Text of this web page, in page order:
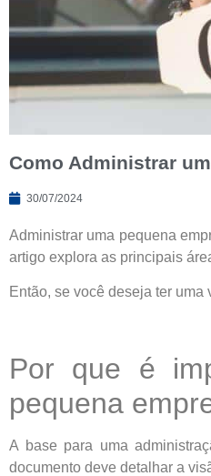
Como Administrar
30/07/2024
Administrar uma pequena
artigo explora as principais
Então, se você deseja ter
Por que é
pequena
A base para uma
documento deve detalhar a